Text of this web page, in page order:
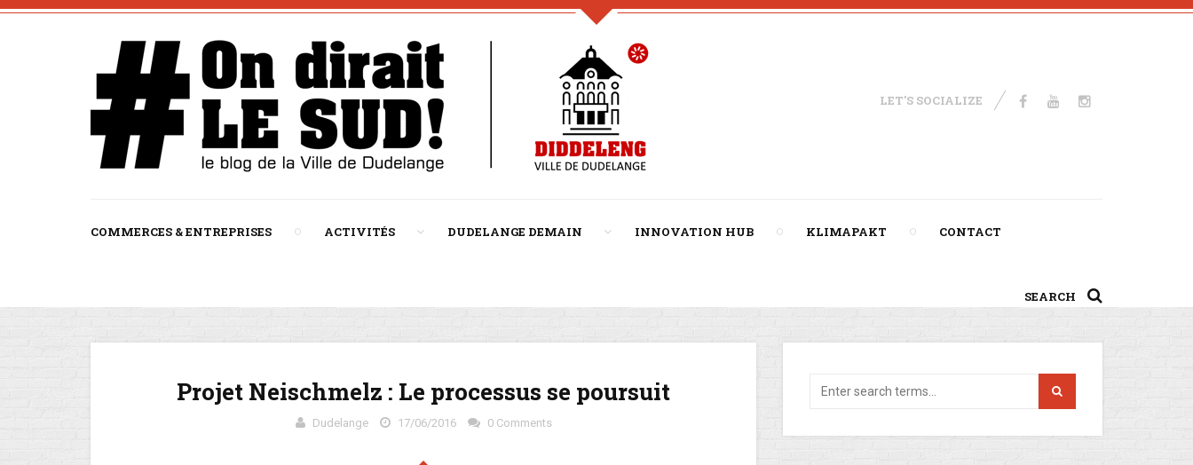
LET'S SOCIALIZE
COMMERCES & ENTREPRISES ACTIVITÉS DUDELANGE DEMAIN INNOVATION HUB KLIMAPAKT CONTACT
SEARCH
Projet Neischmelz : Le processus se poursuit
Dudelange 17/06/2016 0 Comments